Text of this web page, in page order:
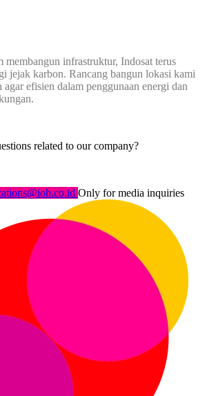
infrastruktur, Indosat terus
jejak karbon. Rancang bangun lokasi kami
agar efisien dalam penggunaan energi dan
related to our company?
Only for media inquiries